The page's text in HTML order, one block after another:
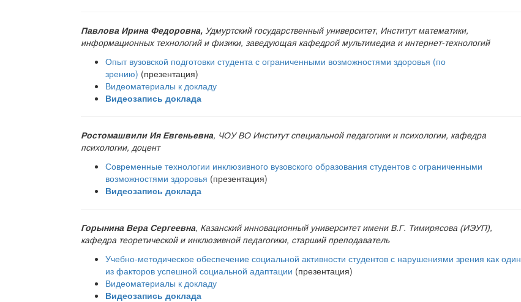
Павлова Ирина Федоровна, Удмуртский государственный университет, Институт математики,
информационных технологий и физики, заведующая кафедрой мультимедиа и интернет-технологий
Опыт вузовской подготовки студента с ограниченными возможностями здоровья (по
зрению) (презентация)
Видеоматериалы к докладу
Видеозапись доклада
Ростомашвили Ия Евгеньевна, ЧОУ ВО Институт специальной педагогики и психологии, кафедра
психологии, доцент
Современные технологии инклюзивного вузовского образования студентов с ограниченными
возможностями здоровья (презентация)
Видеозапись доклада
Горынина Вера Сергеевна, Казанский инновационный университет имени В.Г. Тимирясова (ИЭУП),
кафедра теоретической и инклюзивной педагогики, старший преподаватель
Учебно-методическое обеспечение социальной активности студентов с нарушениями зрения как один
из факторов успешной социальной адаптации (презентация)
Видеоматериалы к докладу
Видеозапись доклада